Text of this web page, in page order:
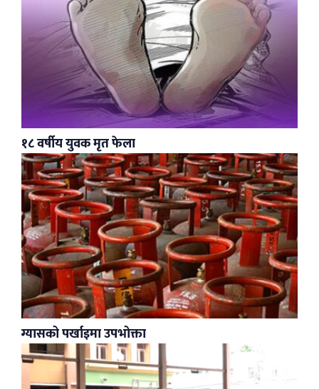
१८ वर्षीय युवक मृत फेला
ग्यासको पर्खाइमा उपभोक्ता